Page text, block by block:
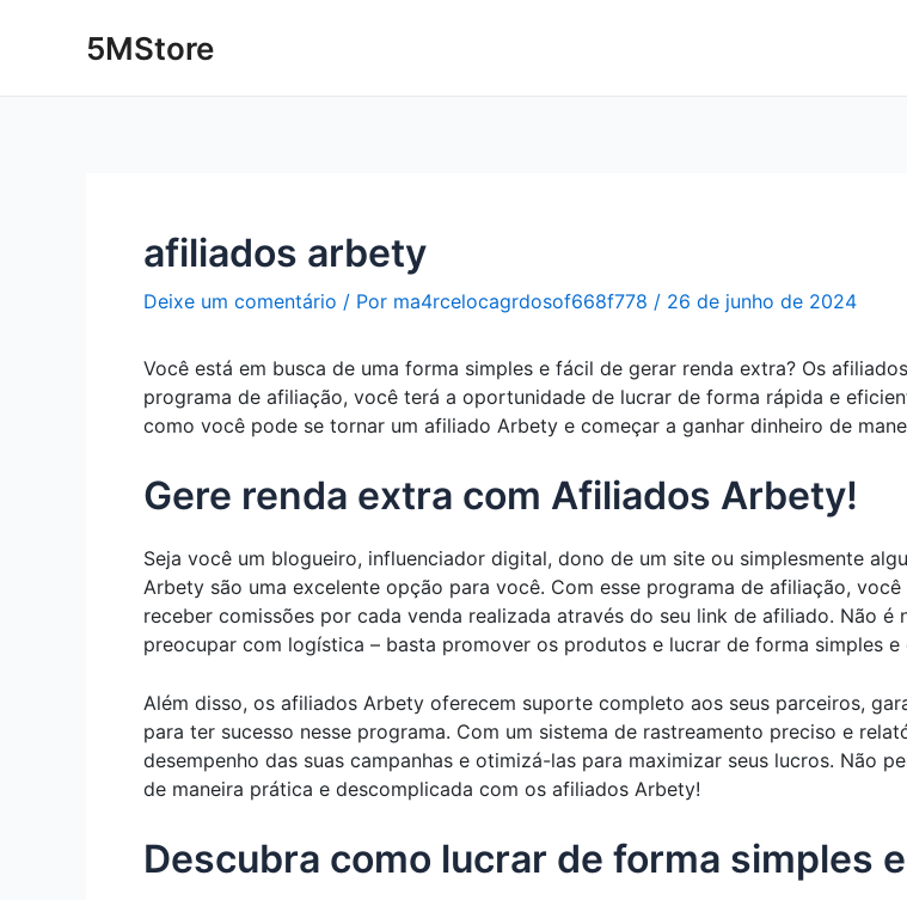
5MStore
afiliados arbety
Deixe um comentário / Por ma4rcelocagrdosof668f778 / 26 de junho de 2024
Você está em busca de uma forma simples e fácil de gerar renda extra? Os
programa de afiliação, você terá a oportunidade de lucrar de forma rápida e
como você pode se tornar um afiliado Arbety e começar a ganhar dinheiro de
Gere renda extra com Afiliados Arbety!
Seja você um blogueiro, influenciador digital, dono de um site ou simplesmente
Arbety são uma excelente opção para você. Com esse programa de afiliação,
receber comissões por cada venda realizada através do seu link de afiliado. Não
preocupar com logística – basta promover os produtos e lucrar de forma simples e
Além disso, os afiliados Arbety oferecem suporte completo aos seus parceiros,
para ter sucesso nesse programa. Com um sistema de rastreamento preciso e
desempenho das suas campanhas e otimizá-las para maximizar seus lucros. Não
de maneira prática e descomplicada com os afiliados Arbety!
Descubra como lucrar de forma simples
navigation